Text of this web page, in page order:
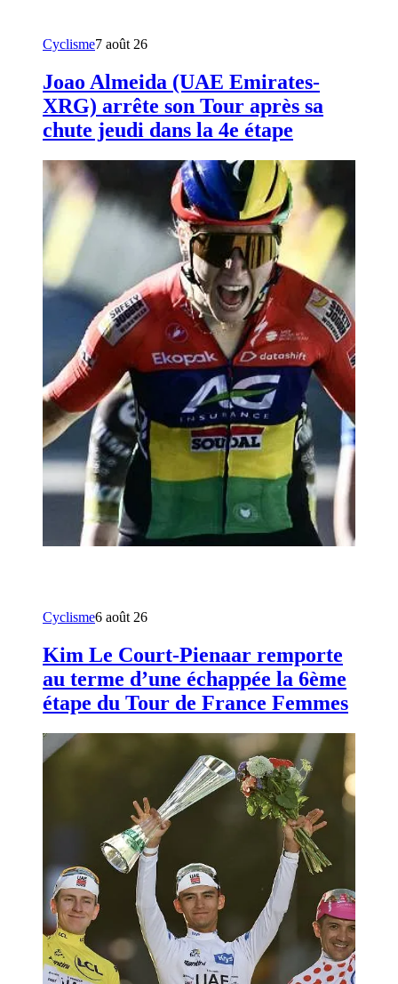
Cyclisme7 août 26
Joao Almeida (UAE Emirates-
XRG) arrête son Tour après sa
chute jeudi dans la 4e étape
Cyclisme6 août 26
Kim Le Court-Pienaar remporte
au terme d’une échappée la 6ème
étape du Tour de France Femmes